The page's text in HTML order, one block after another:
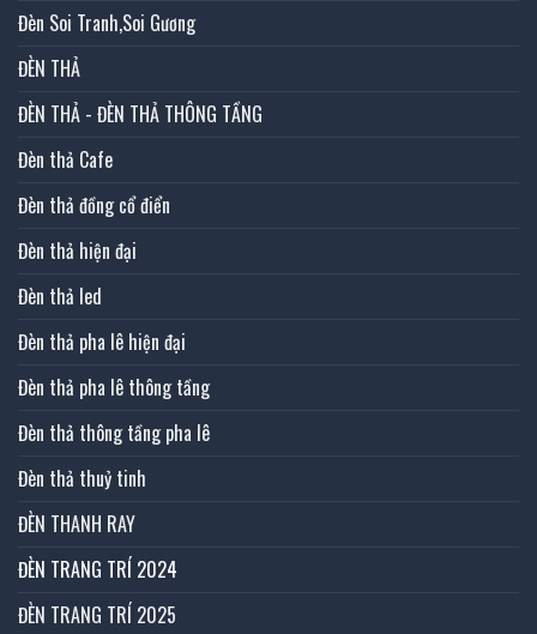
Đèn Soi Tranh,Soi Gương
ĐÈN THẢ
ĐÈN THẢ - ĐÈN THẢ THÔNG TẦNG
Đèn thả Cafe
Đèn thả đồng cổ điển
Đèn thả hiện đại
Đèn thả led
Đèn thả pha lê hiện đại
Đèn thả pha lê thông tầng
Đèn thả thông tầng pha lê
Đèn thả thuỷ tinh
ĐÈN THANH RAY
ĐÈN TRANG TRÍ 2024
ĐÈN TRANG TRÍ 2025